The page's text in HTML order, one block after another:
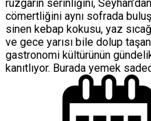
rüzgârın serinliğini,
cömertliğini aynı sofrada
sinen kebap kokusu, yaz
ve gece yarısı bile dolup
gastronomi kültürünün gündelik
kanıtlıyor. Burada yemek